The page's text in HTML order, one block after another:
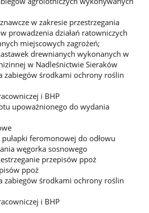
w zakresie przestrzegania
prowadzenia działań ratowniczych
miejscowych zagrożeń;
drewnianych wykonanych w
w Nadleśnictwie Sieraków
zabiegów środkami ochrony roślin
i BHP
upoważnionego do wydania
feromonowej do odłowu
węgorka sosnowego
przepisów ppoż
ppoż
zabiegów środkami ochrony roślin
i BHP